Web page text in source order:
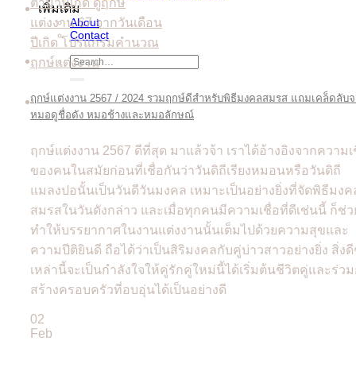
เพิ่มเติม
About
Contact
Search
for:
ฤกษ์แต่งงาน 2567 / 2024 รวมฤกษ์ดีสำหรับพิธีมงคลสมรส แถมเคล็ดลับ
หมอดูชื่อดัง หมอช้างและหมอลักษณ์
ฤกษ์แต่งงาน 2567 ดีที่สุด มาแล้วจ้า เราได้อ้างอิงจากความ
ของคนในสมัยก่อนที่เชื่อกันว่าวันดิถีเรียงหมอนหรือวันดิถี
แมลงปอนั้นเป็นวันดีวันมงคล เหมาะเป็นอย่างยิ่งที่จัดพิธีมงค
สมรสในวันดังกล่าว และเมื่อทุกคนมีความเชื่อที่ดีเช่นนี้ ก็ช่ว
ทำให้บรรยากาศในงานแต่งงานนั้นเต็มไปด้วยความสุขและ
ความปีติยินดี ถือได้ว่าเป็นสิริมงคลกับคู่บ่าวสาวอย่างยิ่ง สิ่งดี
เหล่านี้จะเป็นกำลังใจให้คู่รักคู่ใหม่นี้ได้เริ่มต้นชีวิตคู่และร่ว
สร้างครอบครัวที่อบอุ่นได้เป็นอย่างดี
02
Feb